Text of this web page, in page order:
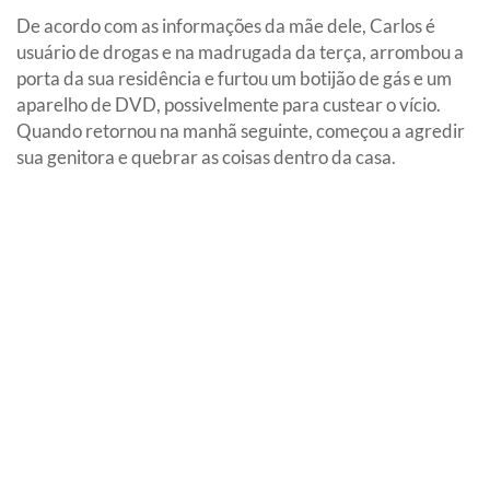
De acordo com as informações da mãe dele, Carlos é
usuário de drogas e na madrugada da terça, arrombou a
porta da sua residência e furtou um botijão de gás e um
aparelho de DVD, possivelmente para custear o vício.
Quando retornou na manhã seguinte, começou a agredir
sua genitora e quebrar as coisas dentro da casa.